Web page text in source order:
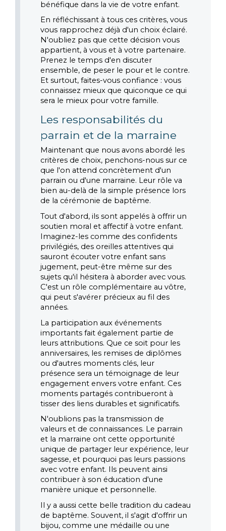
bénéfique dans la vie de votre enfant.
En réfléchissant à tous ces critères, vous
vous rapprochez déjà d'un choix éclairé.
N'oubliez pas que cette décision vous
appartient, à vous et à votre partenaire.
Prenez le temps d'en discuter
ensemble, de peser le pour et le contre.
Et surtout, faites-vous confiance : vous
connaissez mieux que quiconque ce qui
sera le mieux pour votre famille.
Les responsabilités du
parrain et de la marraine
Maintenant que nous avons abordé les
critères de choix, penchons-nous sur ce
que l'on attend concrètement d'un
parrain ou d'une marraine. Leur rôle va
bien au-delà de la simple présence lors
de la cérémonie de baptême.
Tout d'abord, ils sont appelés à offrir un
soutien moral et affectif à votre enfant.
Imaginez-les comme des confidents
privilégiés, des oreilles attentives qui
sauront écouter votre enfant sans
jugement, peut-être même sur des
sujets qu'il hésitera à aborder avec vous.
C'est un rôle complémentaire au vôtre,
qui peut s'avérer précieux au fil des
années.
La participation aux événements
importants fait également partie de
leurs attributions. Que ce soit pour les
anniversaires, les remises de diplômes
ou d'autres moments clés, leur
présence sera un témoignage de leur
engagement envers votre enfant. Ces
moments partagés contribueront à
tisser des liens durables et significatifs.
N'oublions pas la transmission de
valeurs et de connaissances. Le parrain
et la marraine ont cette opportunité
unique de partager leur expérience, leur
sagesse, et pourquoi pas leurs passions
avec votre enfant. Ils peuvent ainsi
contribuer à son éducation d'une
manière unique et personnelle.
Il y a aussi cette belle tradition du cadeau
de baptême. Souvent, il s'agit d'offrir un
bijou, comme une médaille ou une